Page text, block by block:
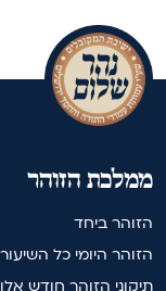
ממלכת הזוהר
הזוהר ביחד
הזוהר היומי כל
תיקוני הזוהר חודש